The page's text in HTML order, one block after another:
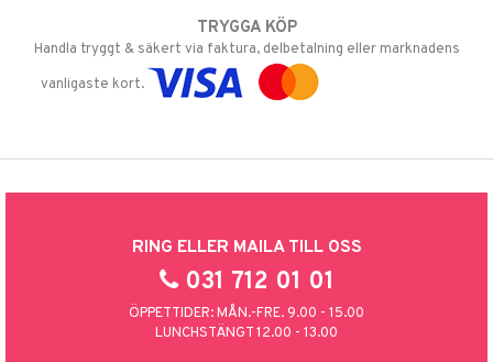
TRYGGA KÖP
Handla tryggt & säkert via faktura, delbetalning eller marknadens
vanligaste kort.
RING ELLER MAILA TILL OSS
031 712 01 01
ÖPPETTIDER: MÅN.-FRE. 9.00 - 15.00
LUNCHSTÄNGT 12.00 - 13.00